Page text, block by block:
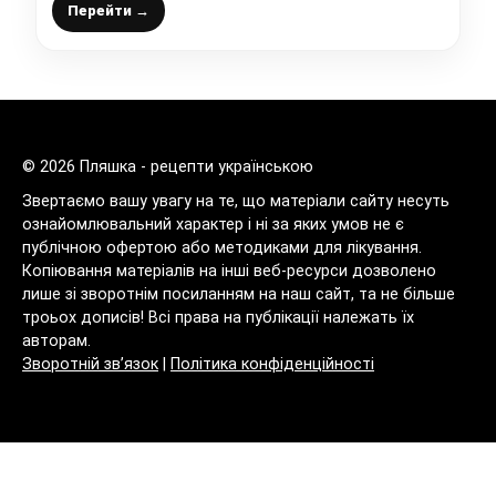
Перейти →
© 2026 Пляшка - рецепти українською
Звертаємо вашу увагу на те, що матеріали сайту несуть
ознайомлювальний характер і ні за яких умов не є
публічною офертою або методиками для лікування.
Копіювання матеріалів на інші веб-ресурси дозволено
лише зі зворотнім посиланням на наш сайт, та не більше
троьох дописів! Всі права на публікації належать їх
авторам.
Зворотній зв’язок
Політика конфіденційності